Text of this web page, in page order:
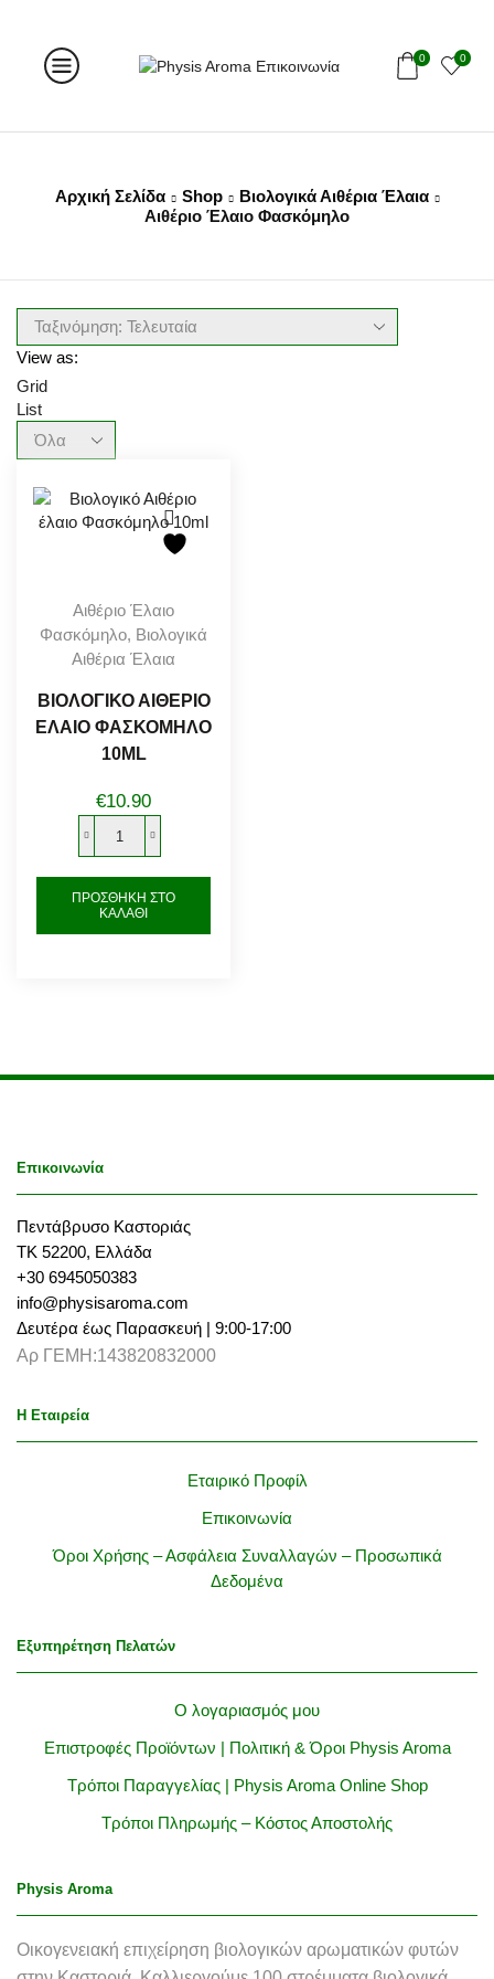
0 0
Αρχική Σελίδα Shop
Βιολογικά Αιθέρια Έλαια
Αιθέριο Έλαιο Φασκόμηλο
View as:
Grid
List
Products
per
Αιθέριο Έλαιο
Φασκόμηλο, Βιολογικά
Αιθέρια Έλαια
ΒΙΟΛΟΓΙΚΌ ΑΙΘΈΡΙΟ
ΈΛΑΙΟ ΦΑΣΚΌΜΗΛΟ
10ML
€10.90
Βιολογικό
έλαιο
Φασκόμηλο
ΠΡΟΣΘΉΚΗ ΣΤΟ
ΚΑΛΆΘΙ
Επικοινωνία
Πεντάβρυσο Καστοριάς
ΤΚ 52200, Ελλάδα
+30 6945050383
info@physisaroma.com
Δευτέρα έως Παρασκευή | 9:00-17:00
Αρ ΓΕΜΗ:143820832000
Η Εταιρεία
Εταιρικό Προφίλ
Επικοινωνία
Όροι Χρήσης – Ασφάλεια Συναλλαγών – Προσωπικά
Δεδομένα
Εξυπηρέτηση Πελατών
Ο λογαριασμός μου
Επιστροφές Προϊόντων | Πολιτική & Όροι Physis Aroma
Τρόποι Παραγγελίας | Physis Aroma Online Shop
Τρόποι Πληρωμής – Κόστος Αποστολής
Physis Aroma
Οικογενειακή επιχείρηση βιολογικών αρωματικών φυτών